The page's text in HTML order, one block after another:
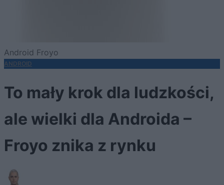
Android Froyo
ANDROID
To mały krok dla ludzkości,
ale wielki dla Androida –
Froyo znika z rynku